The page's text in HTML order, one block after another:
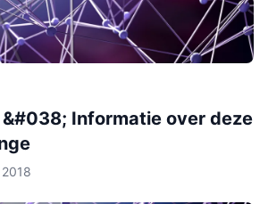
&#038; Informatie over deze